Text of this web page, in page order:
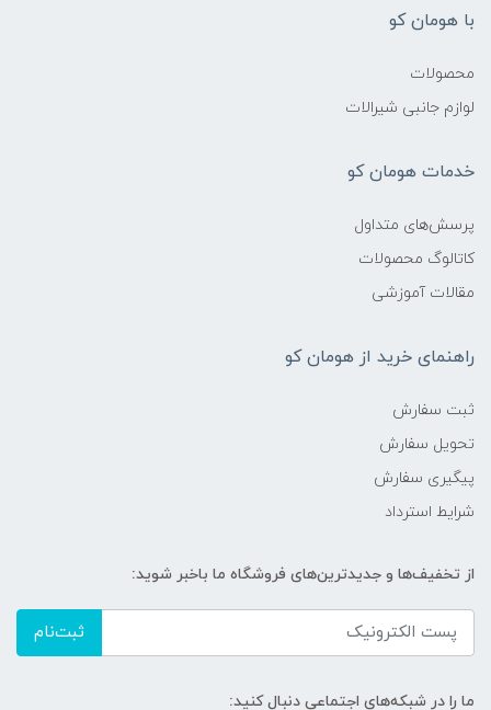
با هومان کو
محصولات
لوازم جانبی شیرالات
خدمات هومان کو
پرسش‌های متداول
کاتالوگ محصولات
مقالات آموزشی
راهنمای خرید از هومان کو
ثبت سفارش
تحویل سفارش
پیگیری سفارش
شرایط استرداد
از تخفیف‌ها و جدیدترین‌های فروشگاه ما باخبر شوید:
ثبت‌نام
ما را در شبکه‌های اجتماعی دنبال کنید: